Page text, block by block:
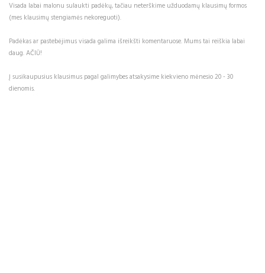
Visada labai malonu sulaukti padėkų, tačiau neterškime užduodamų klausimų formos
(mes klausimų stengiamės nekoreguoti).
Padėkas ar pastebėjimus visada galima išreikšti komentaruose. Mums tai reiškia labai
daug. AČIŪ!
Į susikaupusius klausimus pagal galimybes atsakysime kiekvieno mėnesio 20 - 30
dienomis.